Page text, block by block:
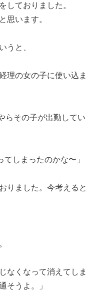
しておりました。
思います。
うと、
理の女の子に使い込ま
らその子が出勤してい
てしまったのかな〜」
りました。今考えると
なくなって消えてしま
そうよ。」